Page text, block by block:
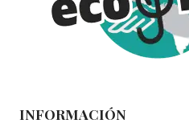
INFORMACIÓN